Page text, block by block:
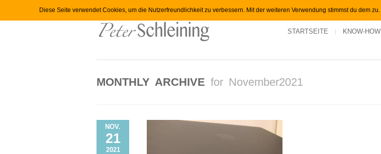
STARTSEITE KNOW-HOW
MONTHLY ARCHIVE for November2021
NOV.
21
2021
Diese Seite verwendet Cookies, um die Nutzerfreundlichkeit zu verbessern. Mit der weiteren Verwendung stimmst du dem zu.